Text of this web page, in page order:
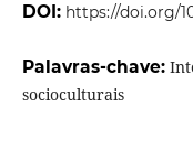
DOI: https://doi.org/
Palavras-chave:
socioculturais